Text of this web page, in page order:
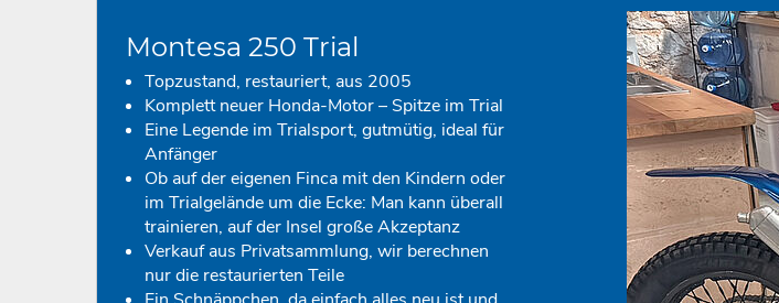
Montesa 250 Trial
Topzustand, restauriert, aus 2005
Komplett neuer Honda-Motor – Spitze im Trial
Eine Legende im Trialsport, gutmütig, ideal für
Anfänger
Ob auf der eigenen Finca mit den Kindern oder
im Trialgelände um die Ecke: Man kann überall
trainieren, auf der Insel große Akzeptanz
Verkauf aus Privatsammlung, wir berechnen
nur die restaurierten Teile